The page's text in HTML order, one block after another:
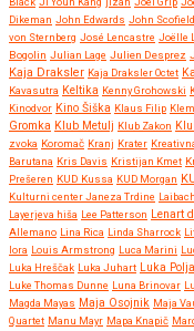
Dikeman John Edwards John Scofield
von Sternberg José Lencastre Joëlle
Bogolin Julian Lage Julien Desprez
Kaja Draksler Kaja Draksler Octet
Kavasutra Keltika Kenny Grohowski
Kinodvor Kino Šiška Klaus Filip
Gromka Klub Metulj Klub Zakon
zvoka Koromač Kranj Krater
Barutana Kris Davis Kristijan Kmet
Prešeren KUD Kussa KUD Morgan
Kulturni center Janeza Trdine Laibach
Layerjeva hiša Lee Patterson Lenart
Allemano Lina Rica Linda Sharrock
lora Louis Armstrong Luca Marini
Luka Hreščak Luka Juhart Luka
Luke Thomas Dunne Luna Brinovar
Magda Mayas Maja Osojnik Maja
Quartet Manu Mayr Mapa Knapič